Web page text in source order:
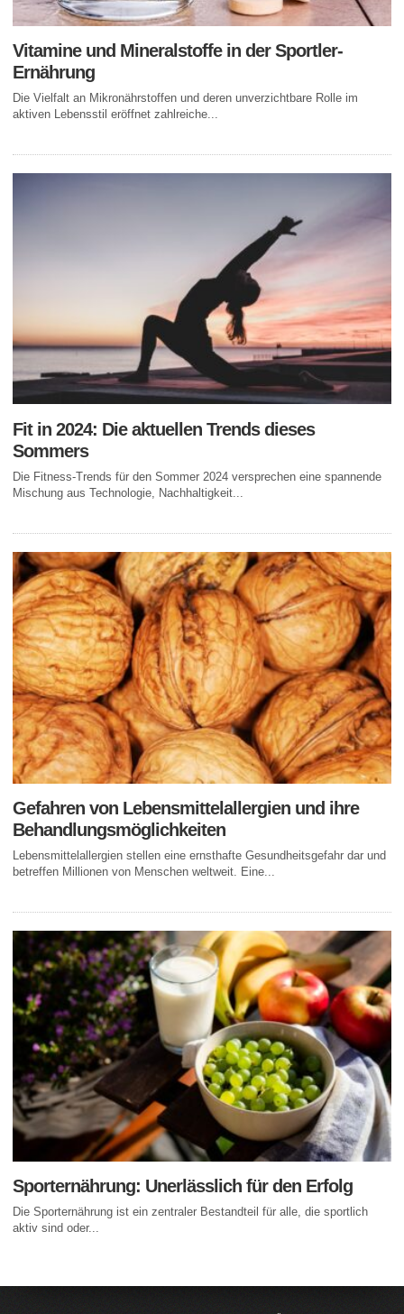
Vitamine und Mineralstoffe in der Sportler-
Ernährung
Die Vielfalt an Mikronährstoffen und deren unverzichtbare Rolle im
aktiven Lebensstil eröffnet zahlreiche...
Fit in 2024: Die aktuellen Trends dieses
Sommers
Die Fitness-Trends für den Sommer 2024 versprechen eine spannende
Mischung aus Technologie, Nachhaltigkeit...
Gefahren von Lebensmittelallergien und ihre
Behandlungsmöglichkeiten
Lebensmittelallergien stellen eine ernsthafte Gesundheitsgefahr dar und
betreffen Millionen von Menschen weltweit. Eine...
Sporternährung: Unerlässlich für den Erfolg
Die Sporternährung ist ein zentraler Bestandteil für alle, die sportlich
aktiv sind oder...